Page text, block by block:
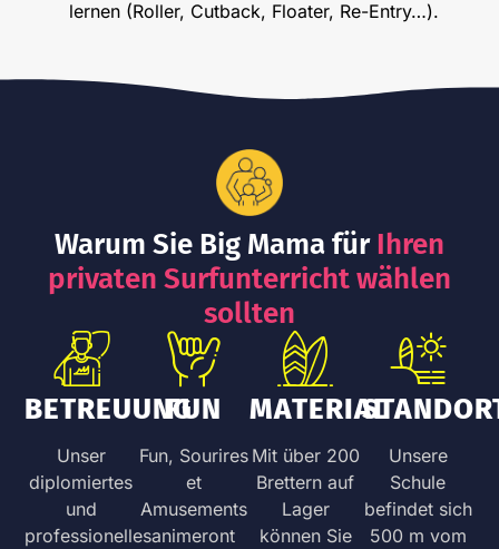
lernen (Roller, Cutback, Floater, Re-Entry…).
Warum Sie Big Mama für Ihren
privaten Surfunterricht wählen
sollten
BETREUUNG
Unser
diplomiertes
und
professionelles
FUN
Fun, Sourires
et
Amusements
animeront
MATERIAL
Mit über 200
Brettern auf
Lager
können Sie
Unsere
Schule
befindet sich
500 m vom